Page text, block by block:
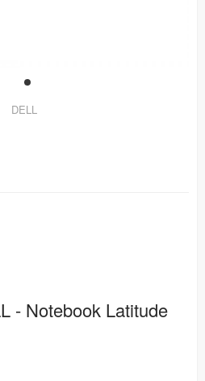
DELL
- Notebook Latitude